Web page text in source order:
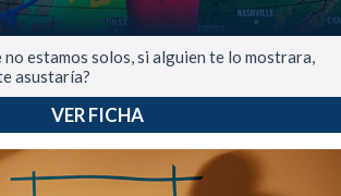
no estamos solos, si alguien te lo mostrara,
asustaría?
VER FICHA